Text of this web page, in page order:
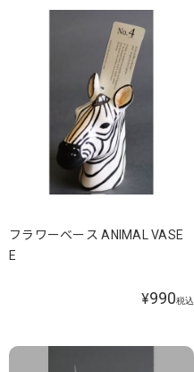
フラワーベース ANIMAL VASE
E
¥990税込